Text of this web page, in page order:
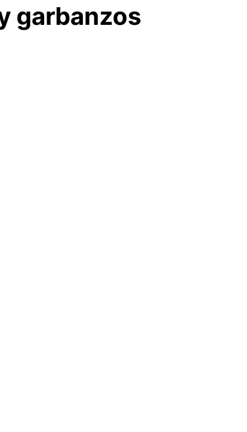
garbanzos